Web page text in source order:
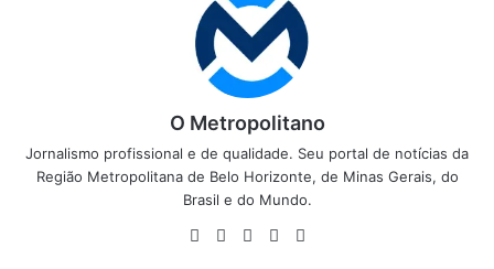
O Metropolitano
Jornalismo profissional e de qualidade. Seu portal de notícias da
Região Metropolitana de Belo Horizonte, de Minas Gerais, do
Brasil e do Mundo.
WebsiteFacebook
X YouTube